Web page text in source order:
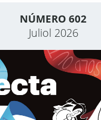
NÚMERO 602
Juliol 2026